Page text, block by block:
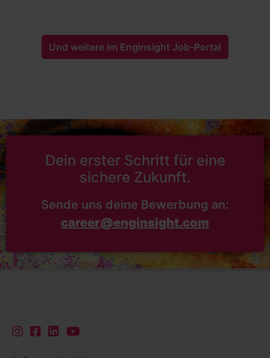
Und weitere im Enginsight Job-Portal
Dein erster Schritt für eine
sichere Zukunft.
Sende uns deine Bewerbung an:
career@enginsight.com